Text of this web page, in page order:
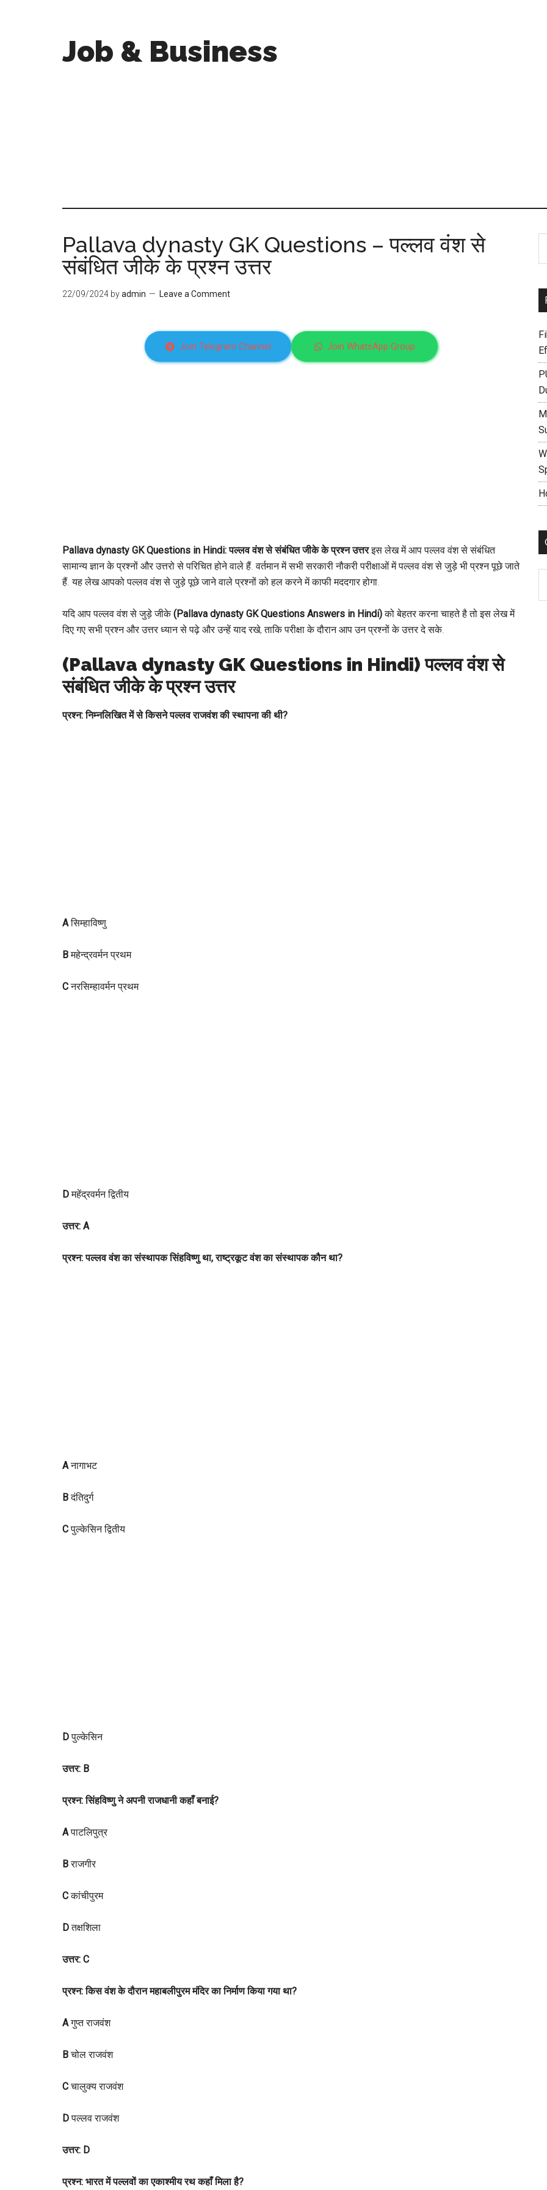
Job & Business
Pallava dynasty GK Questions – पल्लव वंश से
संबंधित जीके के प्रश्न उत्तर
22/09/2024 byadmin Leave a Comment
Join Telegram Channel Join WhatsApp Group
Pallava dynasty GK Questions in Hindi: पल्लव वंश से संबंधित जीके के प्रश्न उत्तरइस लेख में आप पल्लव वंश से संबंधित
सामान्य ज्ञान के प्रश्नों और उत्तरो से परिचित होने वाले हैं. वर्तमान में सभी सरकारी नौकरी परीक्षाओं में पल्लव वंश से जुड़े भी प्रश्न पूछे जाते
हैं. यह लेख आपको पल्लव वंश से जुड़े पूछे जाने वाले प्रश्नों को हल करने में काफी मददगार होगा.
यदि आप पल्लव वंश से जुड़े जीके(Pallava dynasty GK Questions Answers in Hindi)को बेहतर करना चाहते है तो इस लेख में
दिए गए सभी प्रश्न और उत्तर ध्यान से पढ़े और उन्हें याद रखे, ताकि परीक्षा के दौरान आप उन प्रश्नों के उत्तर दे सके.
(Pallava dynasty GK Questions in Hindi) पल्लव वंश से
संबंधित जीके के प्रश्न उत्तर
प्रश्न: निम्नलिखित में से किसने पल्लव राजवंश की स्थापना की थी?
Aसिम्हाविष्णु
Bमहेन्द्रवर्मन प्रथम
Cनरसिम्हावर्मन प्रथम
Dमहेंद्रवर्मन द्वितीय
उत्तर: A
प्रश्न: पल्लव वंश का संस्थापक सिंहविष्णु था, राष्ट्रकूट वंश का संस्थापक कौन था?
Aनागाभट
Bदंतिदुर्ग
Cपुल्केसिन द्वितीय
Dपुल्केसिन
उत्तर: B
प्रश्न: सिंहविष्णु ने अपनी राजधानी कहाँ बनाई?
Aपाटलिपुत्र
Bराजगीर
Cकांचीपुरम
Dतक्षशिला
उत्तर: C
प्रश्न: किस वंश के दौरान महाबलीपुरम मंदिर का निर्माण किया गया था?
Aगुप्त राजवंश
Bचोल राजवंश
Cचालुक्य राजवंश
Dपल्लव राजवंश
उत्तर: D
प्रश्न: भारत में पल्लवों का एकाश्मीय रथ कहाँ मिला है?